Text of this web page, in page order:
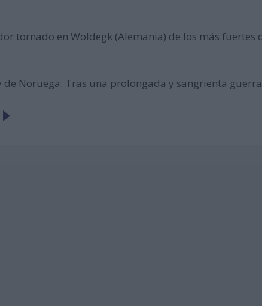
tornado en Woldegk (Alemania) de los más fuertes
de Noruega. Tras una prolongada y sangrienta